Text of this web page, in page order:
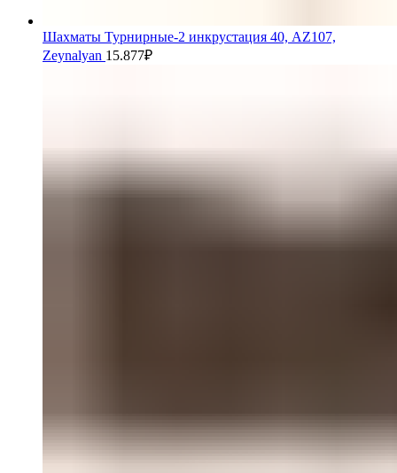
Шахматы Турнирные-2 инкрустация 40, AZ107,
Zeynalyan 15.877₽